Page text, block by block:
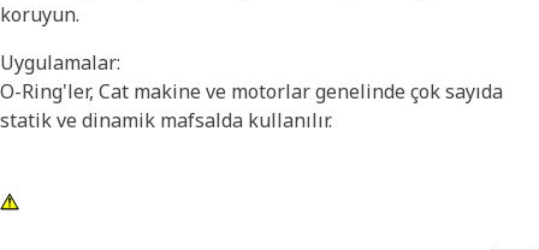
koruyun.
Uygulamalar:
O-Ring'ler, Cat makine ve motorlar genelinde çok sayıda
statik ve dinamik mafsalda kullanılır.